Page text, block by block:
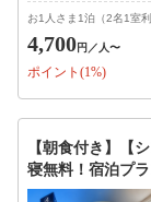
お1人さま1泊（2名1室
4,700円 ／人〜
ポイント(1%)
【朝食付き】【
寝無料！宿泊プラ